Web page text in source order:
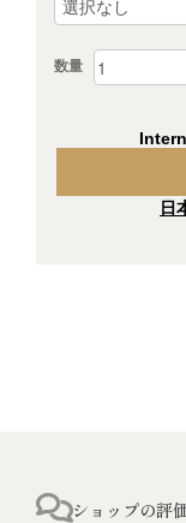
数量
日
ショップの評